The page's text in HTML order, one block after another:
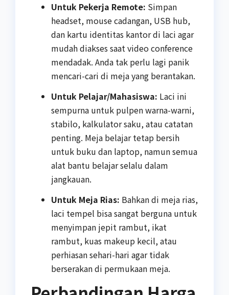
Untuk Pekerja Remote: Simpan
headset, mouse cadangan, USB hub,
dan kartu identitas kantor di laci agar
mudah diakses saat video conference
mendadak. Anda tak perlu lagi panik
mencari-cari di meja yang berantakan.
Untuk Pelajar/Mahasiswa: Laci ini
sempurna untuk pulpen warna-warni,
stabilo, kalkulator saku, atau catatan
penting. Meja belajar tetap bersih
untuk buku dan laptop, namun semua
alat bantu belajar selalu dalam
jangkauan.
Untuk Meja Rias: Bahkan di meja rias,
laci tempel bisa sangat berguna untuk
menyimpan jepit rambut, ikat
rambut, kuas makeup kecil, atau
perhiasan sehari-hari agar tidak
berserakan di permukaan meja.